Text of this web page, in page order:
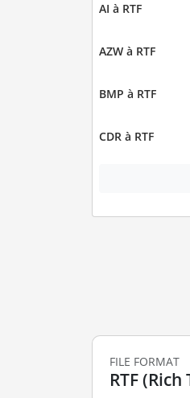
AI à RTF
AZW à RTF
BMP à RTF
CDR à RTF
FILE FORMAT
RTF